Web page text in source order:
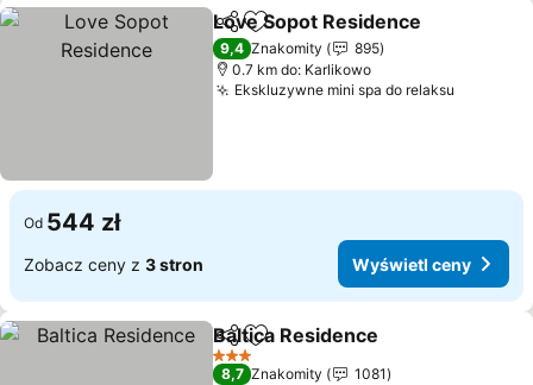
Udostępnij
Dodaj do ulubionych
Love Sopot Residence
9,4 Znakomity
895
0.7 km do: Karlikowo
Ekskluzywne mini spa do relaksu
Od 544 zł
Zobacz ceny z 3 stron Wyświetl ceny
Udostępnij
Dodaj do ulubionych
Baltica Residence
3 Kategoria
8,7 Znakomity
1081